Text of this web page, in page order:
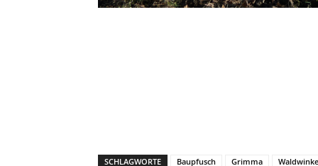
SCHLAGWORTE Baupfusch Grimma